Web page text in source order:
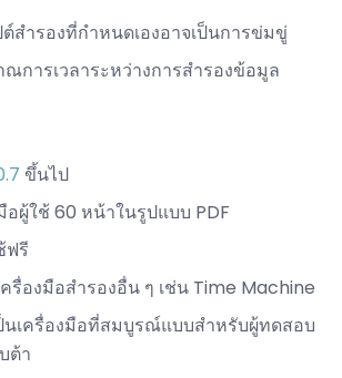
สำรองที่กำหนดเองอาจเป็นการข่มขู่
การเวลาระหว่างการสำรองข้อมูล
ขึ้นไป
ผู้ใช้ 60 หน้าในรูปแบบ PDF
ฟรี
รื่องมือสำรองอื่น ๆ เช่น Time Machine
นเครื่องมือที่สมบูรณ์แบบสำหรับผู้ทดสอบ
ต้า